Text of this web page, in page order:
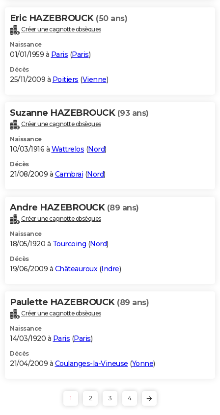
Eric HAZEBROUCK (50 ans)
Créer une cagnotte obsèques
Naissance
01/01/1959 à Paris (Paris)
Décès
25/11/2009 à Poitiers (Vienne)
Suzanne HAZEBROUCK (93 ans)
Créer une cagnotte obsèques
Naissance
10/03/1916 à Wattrelos (Nord)
Décès
21/08/2009 à Cambrai (Nord)
Andre HAZEBROUCK (89 ans)
Créer une cagnotte obsèques
Naissance
18/05/1920 à Tourcoing (Nord)
Décès
19/06/2009 à Châteauroux(Indre)
Paulette HAZEBROUCK (89 ans)
Créer une cagnotte obsèques
Naissance
14/03/1920 à Paris (Paris)
Décès
21/04/2009 à Coulanges-la-Vineuse (Yonne)
1 2 3 4